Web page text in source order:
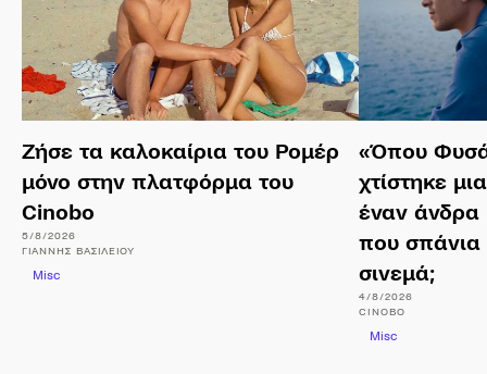
Ζήσε τα καλοκαίρια του Ρομέρ
μόνο στην πλατφόρμα του
Cinobo
5/8/2026
ΓΙΆΝΝΗΣ ΒΑΣΙΛΕΊΟΥ
Misc
«Όπου
χτίστηκε
έναν άνδρα
που σπάνια
σινεμά;
4/8/2026
CINOBO
Misc